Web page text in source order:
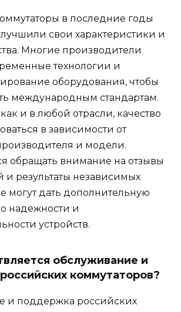
в последние годы
свои характеристики и
Многие производители
технологии и
оборудования, чтобы
международным стандартам.
и в любой отрасли, качество
в зависимости от
и модели.
обращать внимание на отзывы
и результаты независимых
могут дать дополнительную
надежности и
устройств.
обслуживание и
коммутаторов?
и поддержка российских